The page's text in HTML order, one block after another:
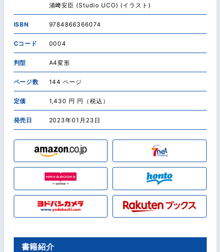
浦﨑安臣 (Studio UCO) (イラスト)
ISBN 9784866366074
Cコード 0004
判型 A4変形
ページ数 144 ページ
定価 1,430 円 円（税込）
発売日 2023年01月23日
書籍紹介